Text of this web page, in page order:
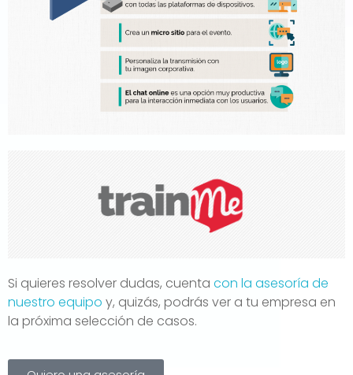
Si quieres resolver dudas, cuenta con la asesoría de
nuestro equipo y, quizás, podrás ver a tu empresa en
la próxima selección de casos.